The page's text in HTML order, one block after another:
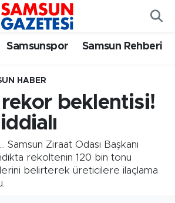
Samsunspor Samsun Rehberi
HABER
rekor beklentisi!
Samsun Ziraat Odası Başkanı
rekoltenin 120 bin tonu
belirterek üreticilere ilaçlama
Eczaneler
Vakitleri
Durumu ve Fikstür